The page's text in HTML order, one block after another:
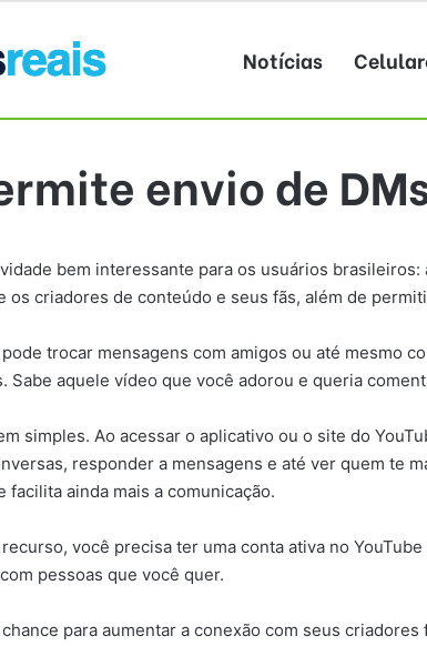
Notícias
envio de
bem interessante para os usuários
criadores de conteúdo e seus fãs, além de
trocar mensagens com amigos ou até mesmo
Sabe aquele vídeo que você adorou e queria
simples. Ao acessar o aplicativo ou o site do
responder a mensagens e até ver quem te
ainda mais a comunicação.
você precisa ter uma conta ativa no
pessoas que você quer.
para aumentar a conexão com seus